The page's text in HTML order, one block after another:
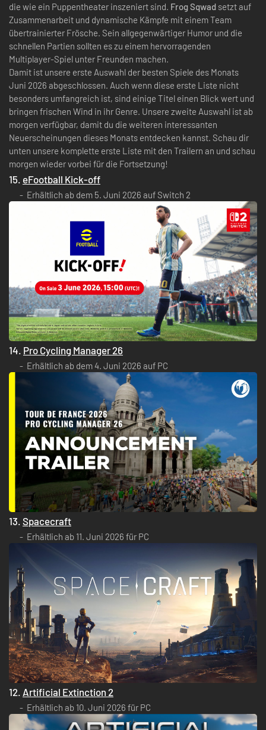
die wie ein Puppentheater inszeniert sind. Frog Sqwad setzt auf
Zusammenarbeit und dynamische Kämpfe mit einem Team
übertrainierter Frösche. Sein allgegenwärtiger Humor und die
schnellen Partien sollten es zu einem hervorragenden
Multiplayer-Spiel unter Freunden machen.
Damit ist unsere erste Auswahl der besten Spiele des Monats
Juni 2026 abgeschlossen. Auch wenn diese erste Liste nicht
besonders umfangreich ist, sind einige Titel einen Blick wert und
bringen frischen Wind in ihr Genre. Unsere zweite Auswahl ist ab
morgen verfügbar, damit du die weiteren interessanten
Neuerscheinungen dieses Monats entdecken kannst. Schau dir
unten unsere komplette erste Liste mit den Trailern an und schau
morgen wieder vorbei für die Fortsetzung!
15. eFootball Kick-off
Erhältlich ab dem 5. Juni 2026 auf Switch 2
14. Pro Cycling Manager 26
Erhältlich ab dem 4. Juni 2026 auf PC
13. Spacecraft
Erhältlich ab 11. Juni 2026 für PC
12. Artificial Extinction 2
Erhältlich ab 10. Juni 2026 für PC